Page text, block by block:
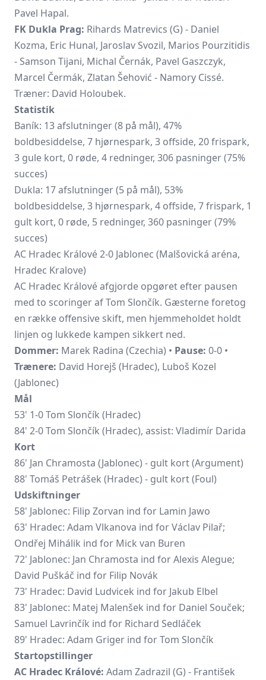
Pavel Hapal.
FK Dukla Prag: Rihards Matrevics (G) - Daniel
Kozma, Eric Hunal, Jaroslav Svozil, Marios Pourzitidis
- Samson Tijani, Michal Černák, Pavel Gaszczyk,
Marcel Čermák, Zlatan Šehović - Namory Cissé.
Træner: David Holoubek.
Statistik
Baník: 13 afslutninger (8 på mål), 47%
boldbesiddelse, 7 hjørnespark, 3 offside, 20 frispark,
3 gule kort, 0 røde, 4 redninger, 306 pasninger (75%
succes)
Dukla: 17 afslutninger (5 på mål), 53%
boldbesiddelse, 3 hjørnespark, 4 offside, 7 frispark, 1
gult kort, 0 røde, 5 redninger, 360 pasninger (79%
succes)
AC Hradec Králové 2-0 Jablonec (Malšovická aréna,
Hradec Kralove)
AC Hradec Královéafgjorde opgøret efter pausen
med to scoringer af Tom Slončík. Gæsterne foretog
en række offensive skift, men hjemmeholdet holdt
linjen og lukkede kampen sikkert ned.
Dommer: Marek Radina (Czechia) • Pause: 0-0 •
Trænere: David Horejš (Hradec), Luboš Kozel
(Jablonec)
Mål
53' 1-0 Tom Slončík (Hradec)
84' 2-0 Tom Slončík (Hradec), assist: Vladimír Darida
Kort
86' Jan Chramosta (Jablonec) - gult kort (Argument)
88' Tomáš Petrášek (Hradec) - gult kort (Foul)
Udskiftninger
58' Jablonec: Filip Zorvan ind for Lamin Jawo
63' Hradec: Adam Vlkanova ind for Václav Pilař;
Ondřej Mihálik ind for Mick van Buren
72' Jablonec: Jan Chramosta ind for Alexis Alegue;
David Puškáč ind for Filip Novák
73' Hradec: David Ludvicek ind for Jakub Elbel
83' Jablonec: Matej Malenšek ind for Daniel Souček;
Samuel Lavrinčík ind for Richard Sedláček
89' Hradec: Adam Griger ind for Tom Slončík
Startopstillinger
AC Hradec Králové: Adam Zadrazil (G) - František